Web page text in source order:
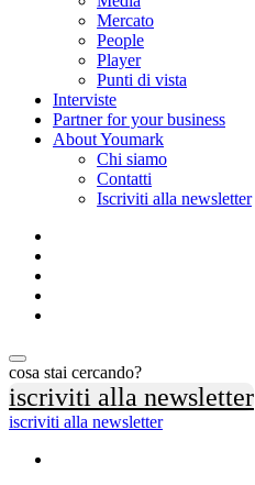
Mercato
People
Player
Punti di vista
Interviste
Partner for your business
About Youmark
Chi siamo
Contatti
Iscriviti alla newsletter
cosa stai cercando?
iscriviti alla newsletter
iscriviti alla newsletter